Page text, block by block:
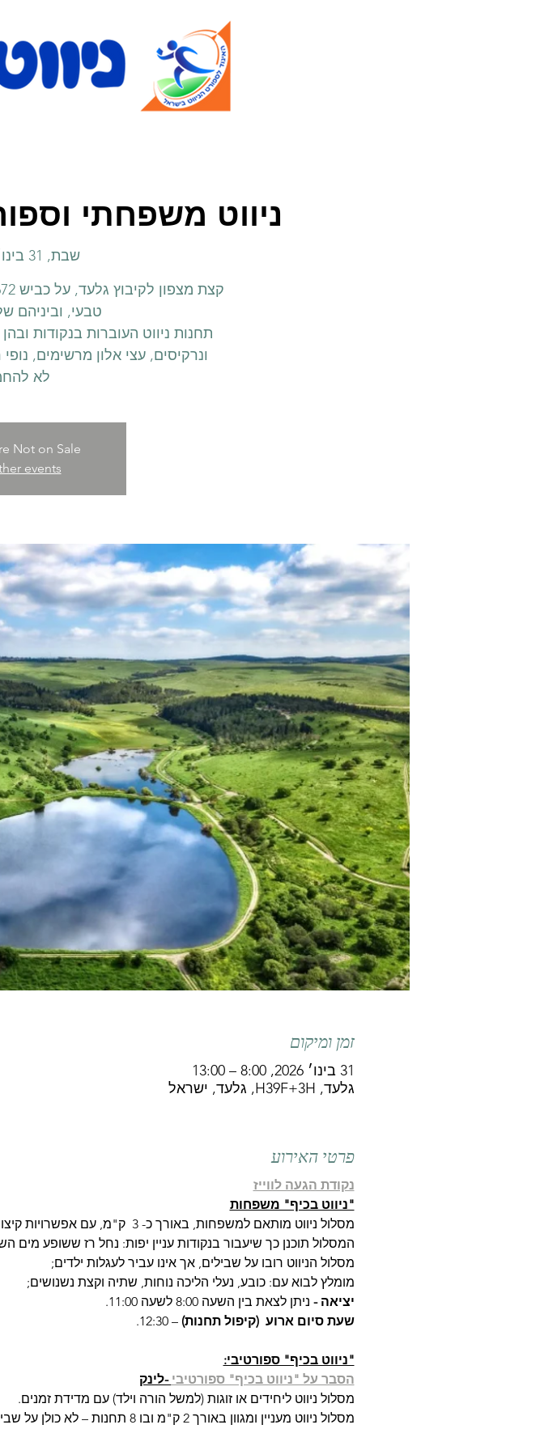
ניווט משפחתי
שבת, 31 בינו׳
תחנות ניווט העוברות בנקודות
לא
Not on Sale
events
זמן ומיקום
31 בינו׳ 2026, 8:00 – 13:00
גלעד, H39F+3H, גלעד, ישראל
פרטי האירוע
נקודת הגעה לווייז
"ניווט בכיף" משפחות
מסלול ניווט מותאם למשפחות, באורך כ- 3  ק"מ, עם אפשרויות קיצור למסלול באורך 1.5 ק"מ עד 2 ק"מ.
המסלול תוכנן כך שיעבור בנקודות עניין יפות: נחל רז ששופע מים
מסלול הניווט רובו על שבילים, אך אינו עביר לעגלות ילדים;
מומלץ לבוא עם: כובע, נעלי הליכה נוחות, שתיה וקצת נשנושים;
יציאה - ניתן לצאת בין השעה 8:00 לשעה 11:00.
שעת סיום ארוע  (קיפול תחנות) – 12:30.
"ניווט בכיף" ספורטיבי:
הסבר על "ניווט בכיף" ספורטיבי -לינק
מסלול ניווט ליחידים או זוגות (למשל הורה וילד) עם מדידת זמנים.